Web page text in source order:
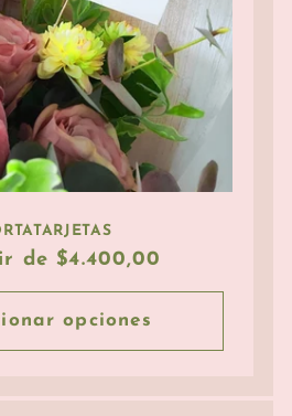
de $4.400,00
opciones